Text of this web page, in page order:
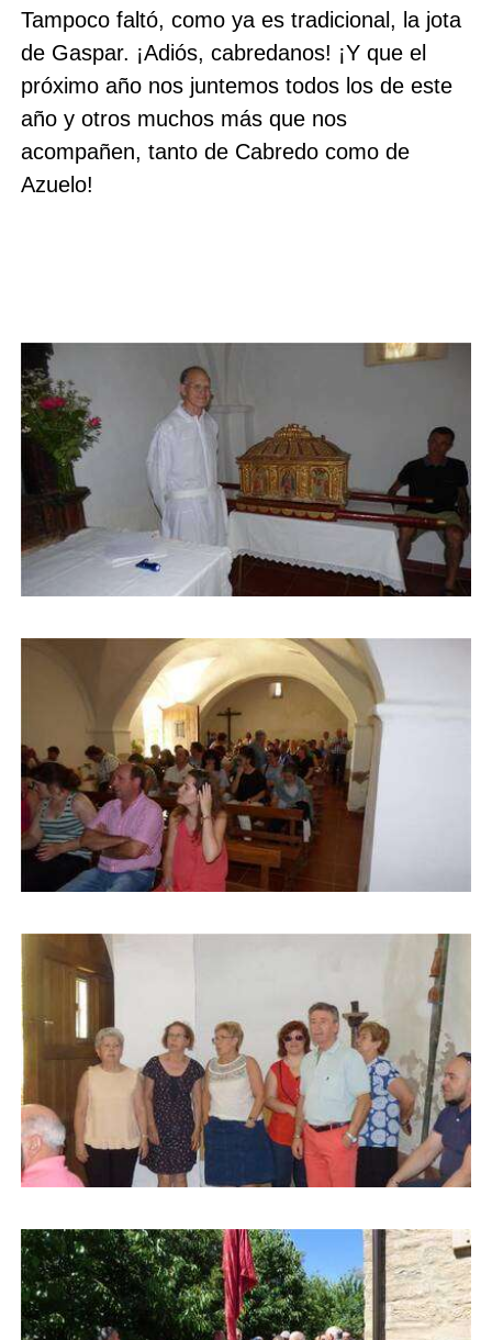
Tampoco faltó, como ya es tradicional, la jota
de Gaspar. ¡Adiós, cabredanos! ¡Y que el
próximo año nos juntemos todos los de este
año y otros muchos más que nos
acompañen, tanto de Cabredo como de
Azuelo!